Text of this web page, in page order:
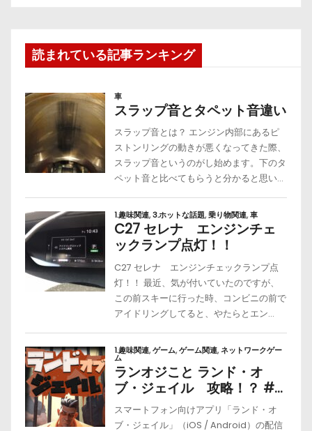
読まれている記事ランキング